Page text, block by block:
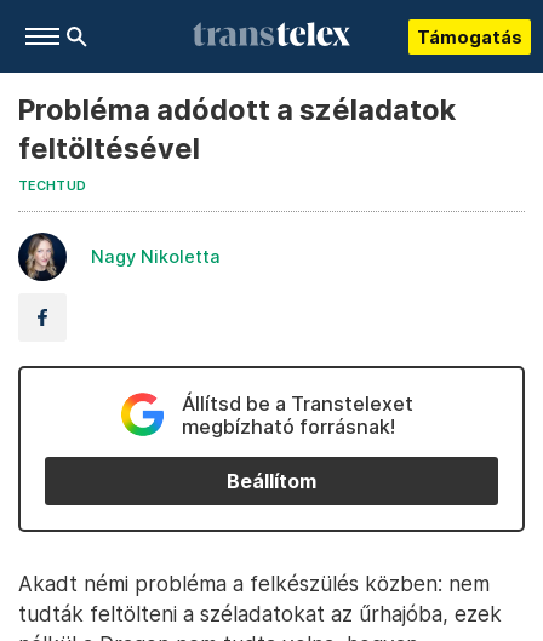
Támogatás
Probléma adódott a széladatok
feltöltésével
TECHTUD
Nagy Nikoletta
Állítsd be a Transtelexet
megbízható forrásnak!
Beállítom
Akadt némi probléma a felkészülés közben: nem
tudták feltölteni a széladatokat az űrhajóba, ezek